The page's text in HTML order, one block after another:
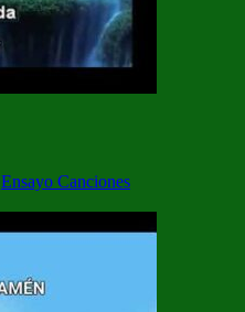
Ensayo Canciones